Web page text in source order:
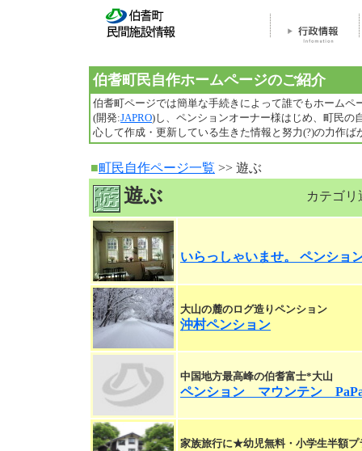
伯耆町民自作ホームページのご紹介
伯耆町ページでは簡単な手続きによって誰でもホーム
(開発:JAPRO)し、ペンションオーナー様はじめ、町民の
心して作成・更新している生きた情報と努力(?)の力作
■町民自作ページ一覧 >> 遊ぶ
遊ぶ カテゴ
いらっしゃいませ。 ペンシ
大山の麓のログ造りペンション
沖村ペンション
中国地方最高峰の伯耆富士*大山
ペンション マウンテン
家族旅行に★幼児無料・小学生半額